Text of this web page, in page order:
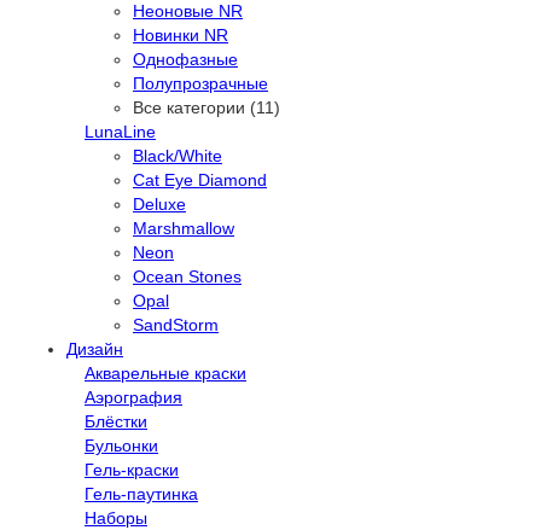
Неоновые NR
Новинки NR
Однофазные
Полупрозрачные
Все категории (11)
LunaLine
Black/White
Cat Eye Diamond
Deluxe
Marshmallow
Neon
Ocean Stones
Opal
SandStorm
Дизайн
Акварельные краски
Аэрография
Блёстки
Бульонки
Гель-краски
Гель-паутинка
Наборы